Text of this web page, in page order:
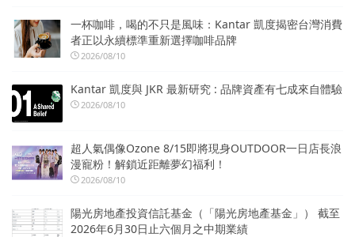
一杯咖啡，喝的不只是風味：Kantar 凱度揭密台灣消費
者正以永續標準重新選擇咖啡品牌
2026/08/10
Kantar 凱度與 JKR 最新研究 : 品牌資產有七成來自體驗
2026/08/10
超人氣偶像Ozone 8/15即將現身OUTDOOR一日店長浪
漫寵粉！解鎖近距離夢幻福利！
2026/08/10
陽光房地產投資信託基金（「陽光房地產基金」） 截至
2026年6月30日止六個月之中期業績